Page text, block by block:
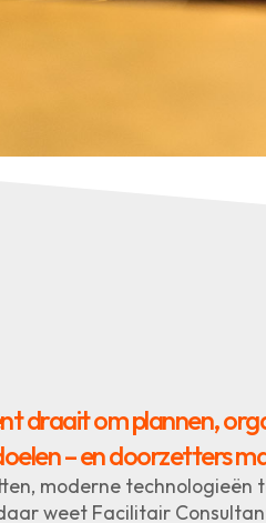
draait om plannen,
– en doorzetters
moderne technologieën
weet Facilitair